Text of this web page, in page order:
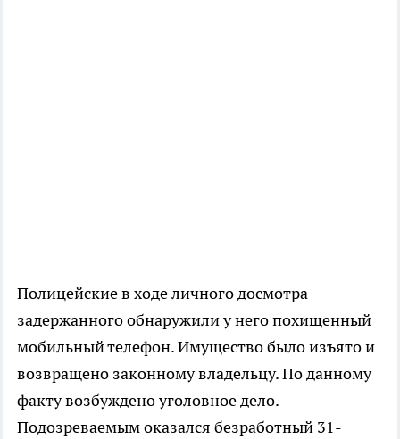
Полицейские в ходе личного досмотра
задержанного обнаружили у него похищенный
мобильный телефон. Имущество было изъято и
возвращено законному владельцу. По данному
факту возбуждено уголовное дело.
Подозреваемым оказался безработный 31-